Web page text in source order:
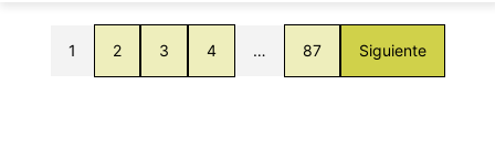
1 2 3 4 … 87 Siguiente